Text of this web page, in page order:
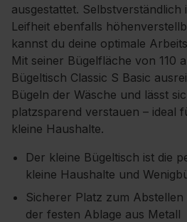
ausgestattet.
Leifheit ebenfalls
kannst du deine optimale
Mit seiner Bügelfläche von 110
Bügeltisch Classic S Basic
Bügeln der Wäsche und lässt
platzsparend verstauen – ideal
kleine Haushalte.
Der kleine Bügeltisch ist die
kleine Haushalte und
Sicherer Platz zum Abstellen
der festen Ablage aus Metall